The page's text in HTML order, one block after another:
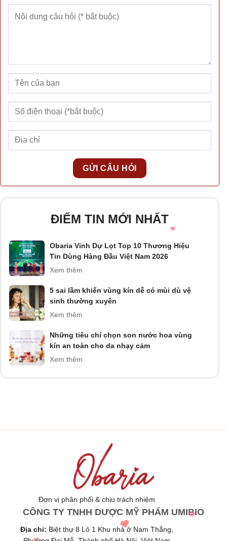
ĐIỂM TIN MỚI NHẤT
Obaria Vinh Dự Lọt Top 10 Thương Hiệu
Tin Dùng Hàng Đầu Việt Nam 2026
Xem thêm
5 sai lầm khiến vùng kín dễ có mùi dù vệ
sinh thường xuyên
Xem thêm
Những tiêu chí chọn son nước hoa vùng
kín an toàn cho da nhạy cảm
Xem thêm
Đơn vị phân phối & chịu trách nhiệm
CÔNG TY TNHH DƯỢC MỸ PHẨM UMIBIO
Địa chỉ: Biệt thự 8 Lô 1 Khu nhà ở Nam Thắng,